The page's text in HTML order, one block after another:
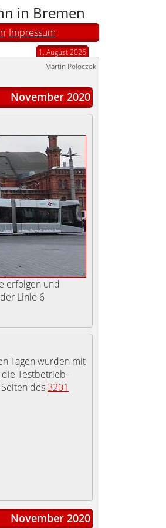
in Bremen
Impressum
1. August 2026
Martin Poloczek
November 2020
erfolgen und
Linie 6
Tagen wurden mit
die Testbetrieb-
des3201
November 2020